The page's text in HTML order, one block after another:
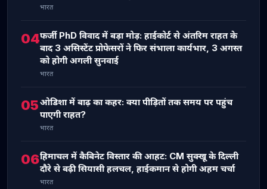
भारत
04फर्जी PhD विवाद में बड़ा मोड़: हाईकोर्ट से अंतरिम राहत के
बाद 3 असिस्टेंट प्रोफेसरों ने फिर संभाला कार्यभार, 3 अगस्त
को होगी अगली सुनवाई
भारत
05ओडिशा में बाढ़ का कहर: क्या पीड़ितों तक समय पर पहुंच
पाएगी राहत?
भारत
06हिमाचल में कैबिनेट विस्तार की आहट: CM सुक्खू के दिल्ली
दौरे से बढ़ी सियासी हलचल, हाईकमान से होगी अहम चर्चा
भारत